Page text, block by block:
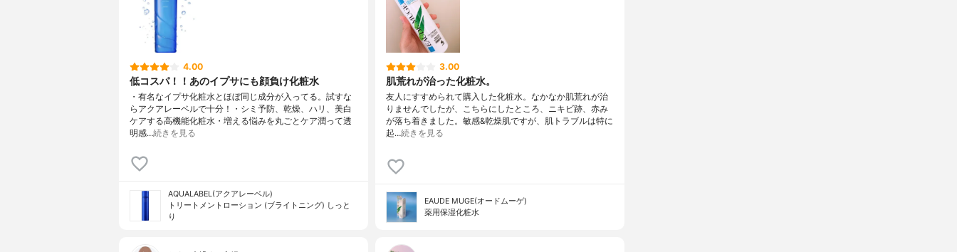
4.00
低コスパ！！あのイプサにも顔負け化粧水
・有名なイプサ化粧水とほぼ同じ成分が入ってる。試すな
らアクアレーベルで十分！・シミ予防、乾燥、ハリ、美白
ケアする高機能化粧水・増える悩みを丸ごとケア潤って透
明感…続きを見る
AQUALABEL(アクアレーベル)
トリートメントローション (ブライトニング) しっと
り
3.00
肌荒れが治った化粧水。
友人にすすめられて購入した化粧水。なかなか肌荒れが治
りませんでしたが、こちらにしたところ、ニキビ跡、赤み
が落ち着きました。敏感&乾燥肌ですが、肌トラブルは特に
起…続きを見る
EAUDE MUGE(オードムーゲ)
薬用保湿化粧水